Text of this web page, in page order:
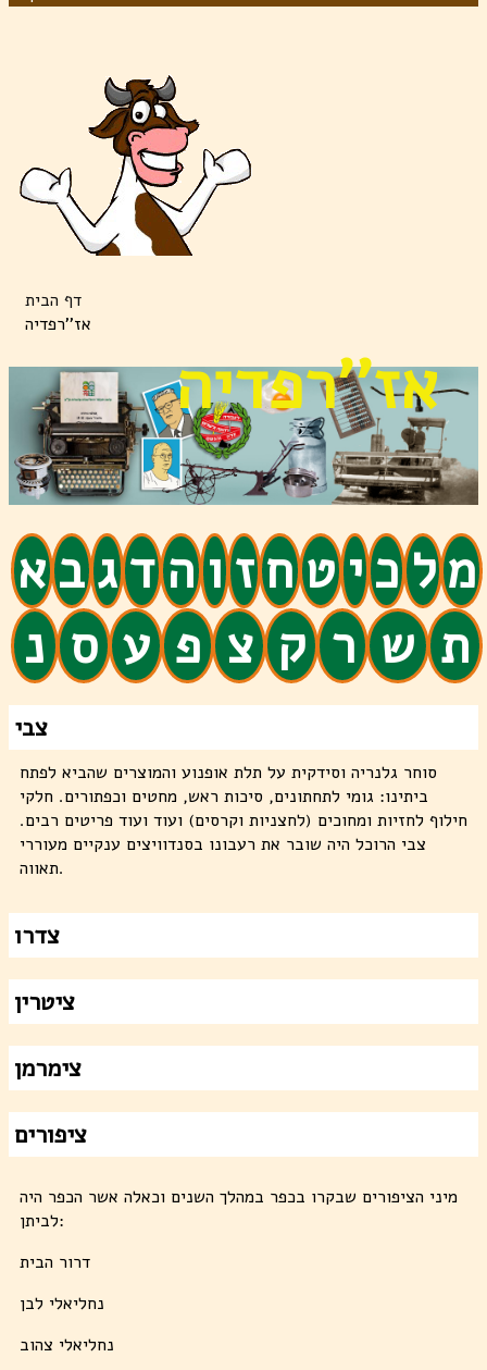
דף הבית
אז''רפדיה
אז''רפדיה
אבגדהוזחטיכלמ
נ ס ע פ צ ק ר ש ת
צבי
סוחר גלנריה וסידקית על תלת אופנוע והמוצרים שהביא לפתח
ביתינו: גומי לתחתונים, סיכות ראש, מחטים וכפתורים. חלקי
חילוף לחזיות ומחוכים (לחצניות וקרסים) ועוד ועוד פריטים רבים.
צבי הרוכל היה שובר את רעבונו בסנדוויצים ענקיים מעוררי
תאווה.
צדרו
ציטרין
צימרמן
ציפורים
מיני הציפורים שבקרו בכפר במהלך השנים וכאלה אשר הכפר היה
לביתן:
דרור הבית
נחליאלי לבן
נחליאלי צהוב